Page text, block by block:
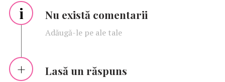
i Nu există comentarii
Adăugă-le pe ale tale
Lasă un răspuns